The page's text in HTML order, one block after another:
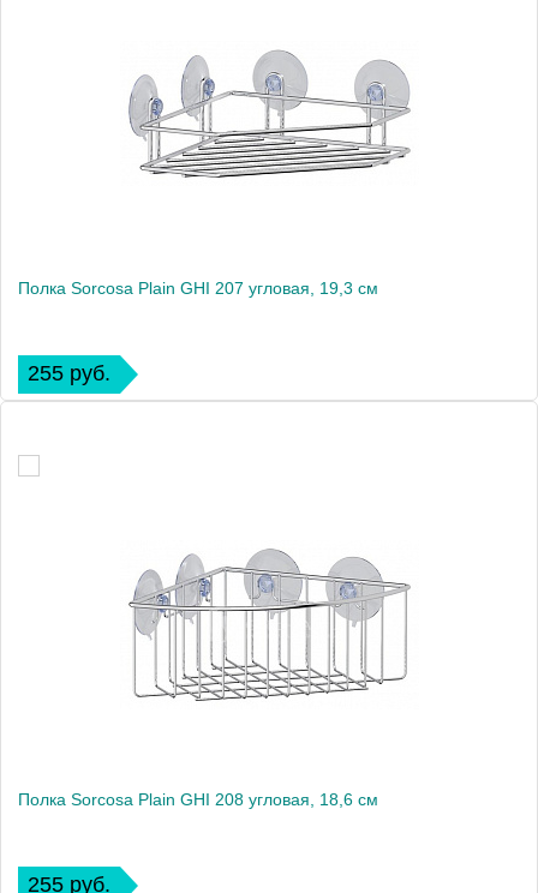
Полка Sorcosa Plain GHI 207 угловая, 19,3 см
255 руб.
Полка Sorcosa Plain GHI 208 угловая, 18,6 см
255 руб.